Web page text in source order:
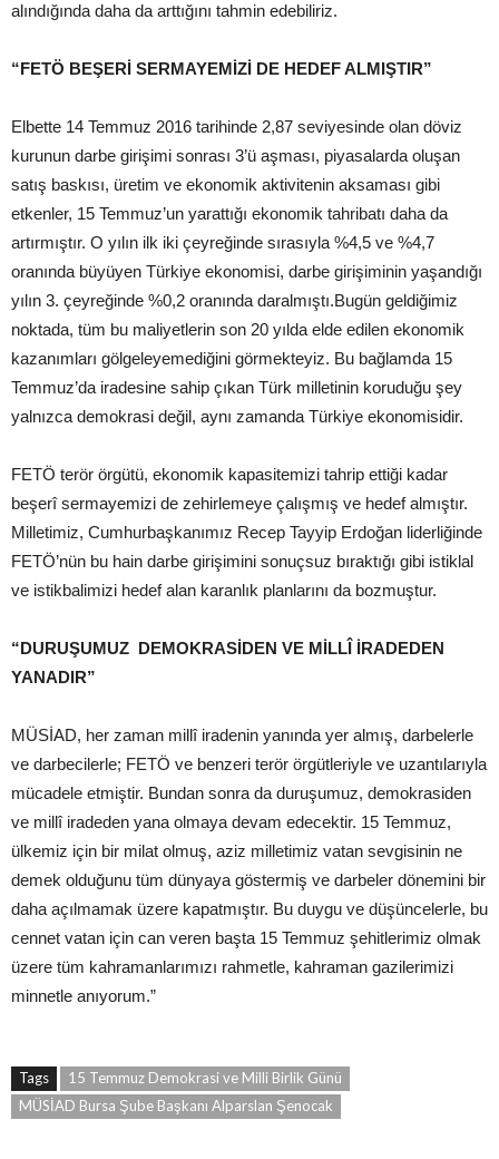
alındığında daha da arttığını tahmin edebiliriz.
“FETÖ BEŞERİ SERMAYEMİZİ DE HEDEF ALMIŞTIR”
Elbette 14 Temmuz 2016 tarihinde 2,87 seviyesinde olan döviz
kurunun darbe girişimi sonrası 3’ü aşması, piyasalarda oluşan
satış baskısı, üretim ve ekonomik aktivitenin aksaması gibi
etkenler, 15 Temmuz’un yarattığı ekonomik tahribatı daha da
artırmıştır. O yılın ilk iki çeyreğinde sırasıyla %4,5 ve %4,7
oranında büyüyen Türkiye ekonomisi, darbe girişiminin yaşandığı
yılın 3. çeyreğinde %0,2 oranında daralmıştı.Bugün geldiğimiz
noktada, tüm bu maliyetlerin son 20 yılda elde edilen ekonomik
kazanımları gölgeleyemediğini görmekteyiz. Bu bağlamda 15
Temmuz’da iradesine sahip çıkan Türk milletinin koruduğu şey
yalnızca demokrasi değil, aynı zamanda Türkiye ekonomisidir.
FETÖ terör örgütü, ekonomik kapasitemizi tahrip ettiği kadar
beşerî sermayemizi de zehirlemeye çalışmış ve hedef almıştır.
Milletimiz, Cumhurbaşkanımız Recep Tayyip Erdoğan liderliğinde
FETÖ’nün bu hain darbe girişimini sonuçsuz bıraktığı gibi istiklal
ve istikbalimizi hedef alan karanlık planlarını da bozmuştur.
“DURUŞUMUZ DEMOKRASİDEN VE MİLLÎ İRADEDEN
YANADIR”
MÜSİAD, her zaman millî iradenin yanında yer almış, darbelerle
ve darbecilerle; FETÖ ve benzeri terör örgütleriyle ve uzantılarıyla
mücadele etmiştir. Bundan sonra da duruşumuz, demokrasiden
ve millî iradeden yana olmaya devam edecektir. 15 Temmuz,
ülkemiz için bir milat olmuş, aziz milletimiz vatan sevgisinin ne
demek olduğunu tüm dünyaya göstermiş ve darbeler dönemini bir
daha açılmamak üzere kapatmıştır. Bu duygu ve düşüncelerle, bu
cennet vatan için can veren başta 15 Temmuz şehitlerimiz olmak
üzere tüm kahramanlarımızı rahmetle, kahraman gazilerimizi
minnetle anıyorum.”
Tags
15 Temmuz Demokrasi ve Milli Birlik Günü
MÜSİAD Bursa Şube Başkanı Alparslan Şenocak